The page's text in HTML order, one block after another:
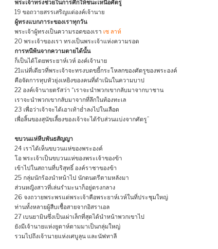
พระเจ้าทรงช่วยในการศึกให้ชนะเหนือศัตรู
19 ขอถวายสรรเสริญแด่องค์เจ้านาย
ผู้ทรงแบกภาระของเราทุกวัน
พระเจ้าผู้ทรงเป็นความรอดของเรา เซ ลาห์
20 พระเจ้าของเรา ทรงเป็นพระเจ้าแห่งความรอด
การหนีพ้นจากความตายได้นั้น
ก็เป็นได้โดยพระยาห์เวห์ องค์เจ้านาย
21แน่ที่เดียวที่พระเจ้าจะทรงบดขยี้กระโหลกของศัตรูของพระองค์
คือจัดการทุบหัวยุ่งเหยิงของคนที่ดำเนินในความบาป
22 องค์เจ้านายตรัสว่า “เราจะนำพวกเขากลับมาจากบาชาน
เราจะนำพวกเขากลับมาจากที่ลึกในท้องทะเล
23 เพื่อว่าเจ้าจะได้เอาเท้าย่ำลงไปในเลือด
เพื่อลิ้นของสุนัขเลี้ยงของเจ้าจะได้รับส่วนแบ่งจากศัตรู”
ขบวนแห่หีบพันธสัญญา
24 เราได้เห็นขบวนแห่ของพระองค์
โอ พระเจ้าเป็นขบวนแห่ของพระเจ้าของข้า
เข้าไปในสถานที่บริสุทธิ์ องค์ราชาของข้า
25 กลุ่มนักร้องนำหน้าไป นักดนตรีตามหลังมา
ส่วนหญิงสาวที่เล่นรำมะนาก็อยู่ตรงกลาง
26 จงถวายพระพรแด่พระเจ้าคือพระยาห์เวห์ในที่ประชุมใหญ่
ท่านทั้งหลายผู้สืบเชื้อสายจากอิสราเอล
27 เบนยามินซึ่งเป็นเผ่าเล็กที่สุดได้นำหน้าพวกเขาไป
ยังมีเจ้านายแห่งยูดาห์ตามมาเป็นกลุ่มใหญ่
รวมไปถึงเจ้านายแห่งเศบูลุน และนัฟทาลี